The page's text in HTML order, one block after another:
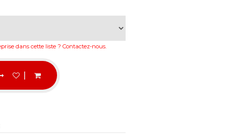
dans cette liste ? Contactez-nous.
|